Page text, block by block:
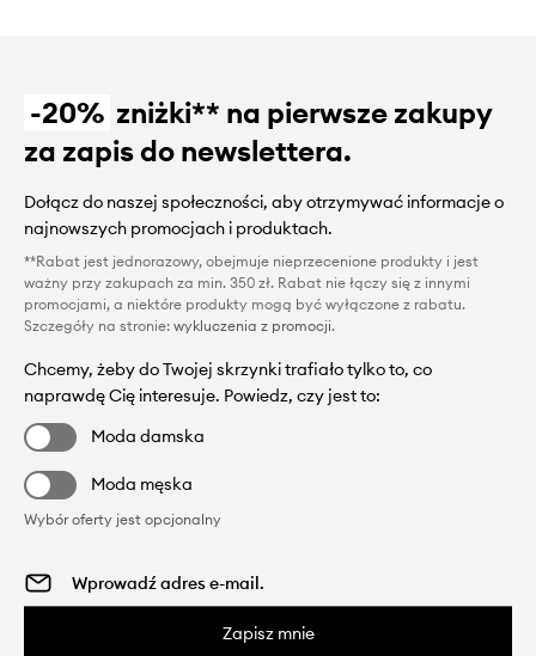
-20% zniżki** na pierwsze zakupy
za zapis do newslettera.
Dołącz do naszej społeczności, aby otrzymywać informacje o
najnowszych promocjach i produktach.
**Rabat jest jednorazowy, obejmuje nieprzecenione produkty i jest
ważny przy zakupach za min. 350 zł. Rabat nie łączy się z innymi
promocjami, a niektóre produkty mogą być wyłączone z rabatu.
Szczegóły na stronie: wykluczenia z promocji.
Chcemy, żeby do Twojej skrzynki trafiało tylko to, co
naprawdę Cię interesuje. Powiedz, czy jest to:
Moda damska
Moda męska
Wybór oferty jest opcjonalny
Zapisz mnie